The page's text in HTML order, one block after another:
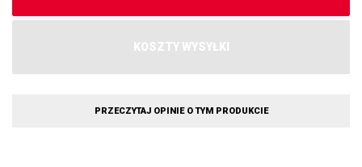
KOSZTY WYSYŁKI
PRZECZYTAJ OPINIE O TYM PRODUKCIE